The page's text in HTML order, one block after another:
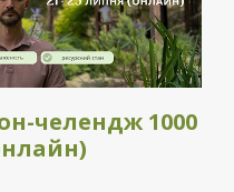
челендж 1000